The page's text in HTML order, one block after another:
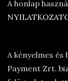
A honlap
A kényelmes
Payment Zrt.